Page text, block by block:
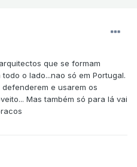
que se formam
o lado...nao só em Portugal.
e usarem os
Mas também só para lá vai